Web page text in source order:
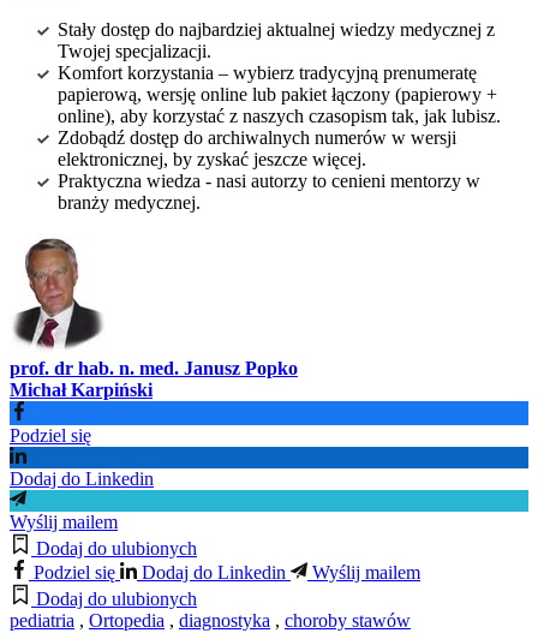
Stały dostęp do najbardziej aktualnej wiedzy medycznej z
Twojej specjalizacji.
Komfort korzystania – wybierz tradycyjną prenumeratę
papierową, wersję online lub pakiet łączony (papierowy +
online), aby korzystać z naszych czasopism tak, jak lubisz.
Zdobądź dostęp do archiwalnych numerów w wersji
elektronicznej, by zyskać jeszcze więcej.
Praktyczna wiedza - nasi autorzy to cenieni mentorzy w
branży medycznej.
prof. dr hab. n. med. Janusz Popko
Michał Karpiński
Podziel się
Dodaj do Linkedin
Wyślij mailem
Dodaj do ulubionych
Podziel się
Dodaj do Linkedin
Wyślij mailem
Dodaj do ulubionych
pediatria , Ortopedia , diagnostyka , choroby stawów